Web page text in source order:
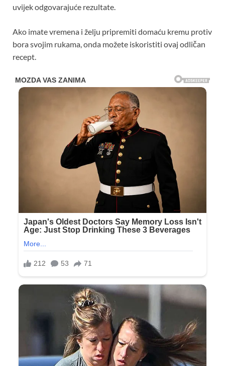
uvijek odgovarajuće rezultate.
Ako imate vremena i želju pripremiti domaću kremu protiv
bora svojim rukama, onda možete iskoristiti ovaj odličan
recept.